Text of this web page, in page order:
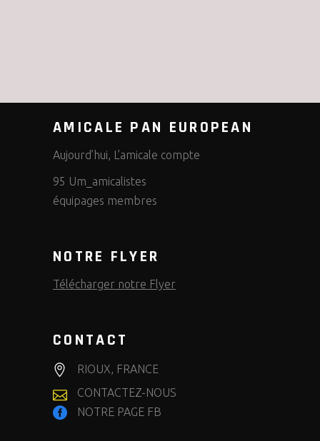
AMICALE PAN EUROPEAN
Aujourd’hui, L’amicale compte
95 Um_amicalistes
équipages membres
NOTRE FLYER
Télécharger notre Flyer
CONTACT
RIOUX, FRANCE
CONTACTEZ-NOUS
NOTRE PAGE FB